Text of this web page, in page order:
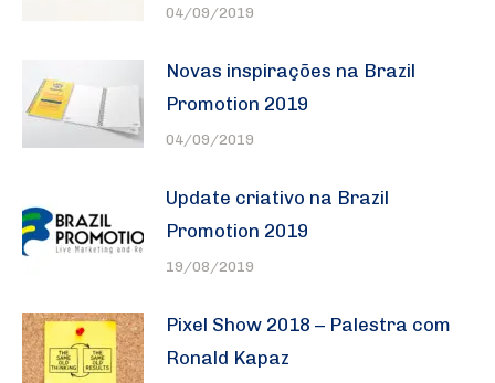
04/09/2019
Novas inspirações na Brazil
Promotion 2019
04/09/2019
Update criativo na Brazil
Promotion 2019
19/08/2019
Pixel Show 2018 – Palestra com
Ronald Kapaz